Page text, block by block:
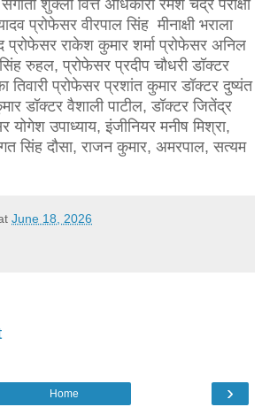
शुक्ला वित्त अधिकारी रमेश चंद्र परीक्षा
प्रोफेसर वीरपाल सिंह मीनाक्षी भराला
प्रोफेसर राकेश कुमार शर्मा प्रोफेसर अनिल
रुहल, प्रोफेसर प्रदीप चौधरी डॉक्टर
प्रोफेसर प्रशांत कुमार डॉक्टर दुष्यंत
डॉक्टर वैशाली पाटील, डॉक्टर जितेंद्र
उपाध्याय, इंजीनियर मनीष मिश्रा,
सिंह दौसा, राजन कुमार, अमरपाल, सत्यम
June 18, 2026
›
Home